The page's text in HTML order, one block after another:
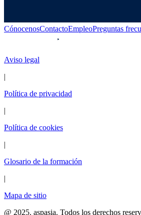
CónocenosContactoEmpleoPreguntas
Aviso legal
|
Política de privacidad
|
Política de cookies
|
Glosario de la formación
|
Mapa de sitio
@ 2025. aspasia. Todos los derechos